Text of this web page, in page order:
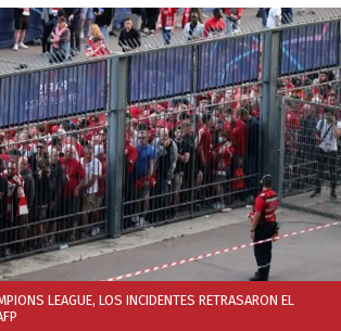
LEAGUE, LOS INCIDENTES RETRASARON EL